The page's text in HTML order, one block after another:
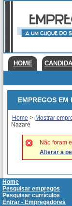
HOME
EMPREGOS EM
Home > Mostrar
Nazaré
Não foram
Alterar a
Home
Pesquisar empregos
Pesquisar currículos
Entrar - Empregadores